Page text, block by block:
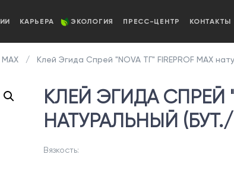
КАРЬЕРА ЭКОЛОГИЯ ПРЕСС-ЦЕНТР КОНТАКТЫ
MAX Клей Эгида Спрей "NOVA ТГ" FIREPROF MAX
КЛЕЙ ЭГИДА СПРЕЙ
НАТУРАЛЬНЫЙ (БУТ./
Вязкость: